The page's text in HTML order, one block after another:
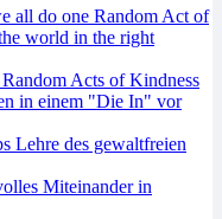
Acts of Kindness
Lehre des gewaltfreien